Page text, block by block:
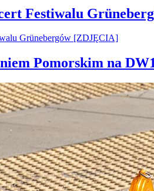
Festiwalu
Pomorskim na